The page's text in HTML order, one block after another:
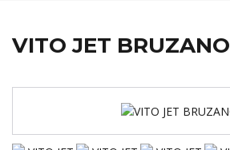
VITO JET BRUZANO